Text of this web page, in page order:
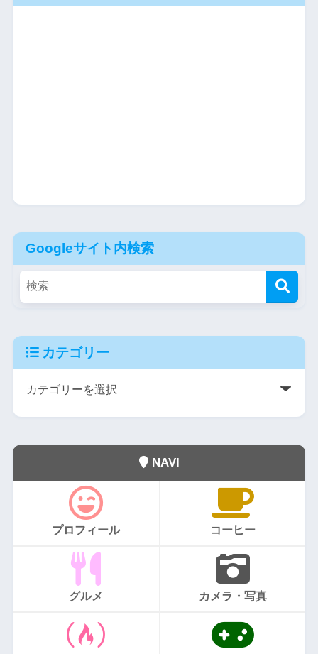
Googleサイト内検索
カテゴリー
NAVI
プロフィール コーヒー
グルメ カメラ・写真